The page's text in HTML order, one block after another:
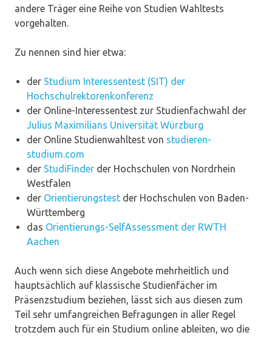
andere Träger eine Reihe von Studien Wahltests
vorgehalten.
Zu nennen sind hier etwa:
der Studium Interessentest (SIT) der
Hochschulrektorenkonferenz
der Online-Interessentest zur Studienfachwahl der
Julius Maximilians Universität Würzburg
der Online Studienwahltest von studieren-
studium.com
der StudiFinder der Hochschulen von Nordrhein
Westfalen
der Orientierungstest der Hochschulen von Baden-
Württemberg
das Orientierungs-SelfAssessment der RWTH
Aachen
Auch wenn sich diese Angebote mehrheitlich und
hauptsächlich auf klassische Studienfächer im
Präsenzstudium beziehen, lässt sich aus diesen zum
Teil sehr umfangreichen Befragungen in aller Regel
trotzdem auch für ein Studium online ableiten, wo die